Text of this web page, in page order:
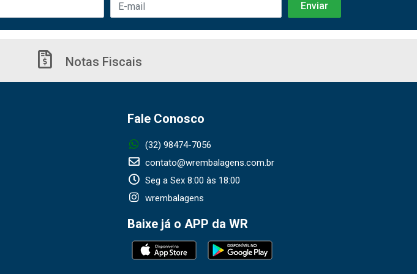
Notas Fiscais
Fale Conosco
(32) 98474-7056
contato@wrembalagens.com.br
Seg a Sex 8:00 às 18:00
wrembalagens
Baixe já o APP da WR